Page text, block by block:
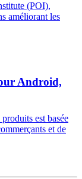
(POI),
améliorant les
Android,
est basée
et de